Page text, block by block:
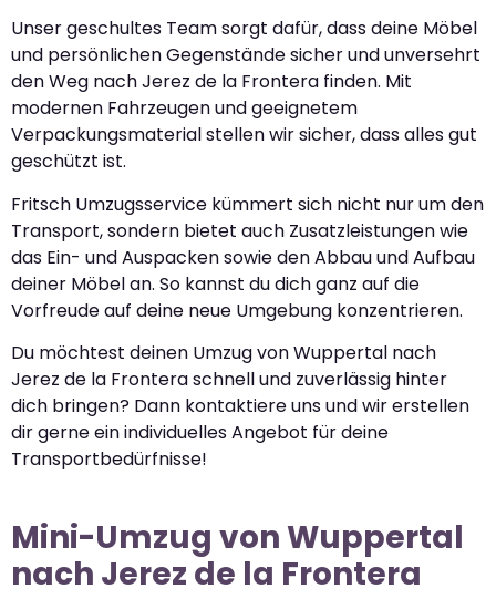
Unser geschultes Team sorgt dafür, dass deine Möbel
und persönlichen Gegenstände sicher und unversehrt
den Weg nach Jerez de la Frontera finden. Mit
modernen Fahrzeugen und geeignetem
Verpackungsmaterial stellen wir sicher, dass alles gut
geschützt ist.
Fritsch Umzugsservice kümmert sich nicht nur um den
Transport, sondern bietet auch Zusatzleistungen wie
das Ein- und Auspacken sowie den Abbau und Aufbau
deiner Möbel an. So kannst du dich ganz auf die
Vorfreude auf deine neue Umgebung konzentrieren.
Du möchtest deinen Umzug von Wuppertal nach
Jerez de la Frontera schnell und zuverlässig hinter
dich bringen? Dann kontaktiere uns und wir erstellen
dir gerne ein individuelles Angebot für deine
Transportbedürfnisse!
Mini-Umzug von Wuppertal
nach Jerez de la Frontera